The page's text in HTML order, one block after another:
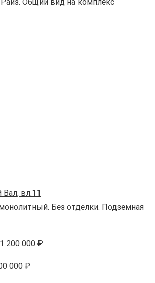
вл.11
Без отделки. Подземная
200 000 ₽
000 ₽